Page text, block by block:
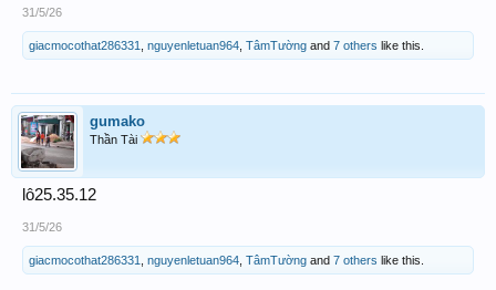
31/5/26
giacmocothat286331 nguyenletuan964 TâmTường and 7 others like this.
gumako
Thần Tài
lô25.35.12
31/5/26
giacmocothat286331 nguyenletuan964 TâmTường and 7 others like this.